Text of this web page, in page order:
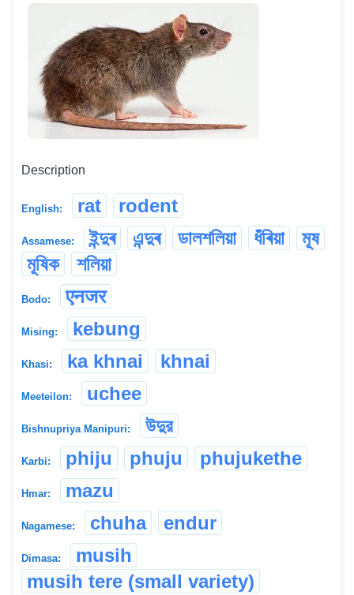
Description
English: rat rodent
Assamese: ইন্দুৰ এন্দুৰ ডালশলিয়া ধঁৰিয়া
মূষ
মূষিক
শলিয়া
Bodo: एनजर
Mising: kebung
Khasi: ka khnai khnai
Meeteilon: uchee
Bishnupriya Manipuri: উদুর
Karbi: phiju phuju phujukethe
Hmar: mazu
Nagamese: chuha endur
Dimasa:
musih
musih tere (small variety)